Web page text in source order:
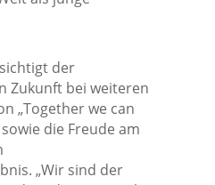
der
Zukunft bei weiteren
„Together we can
die Freude am
„Wir sind der